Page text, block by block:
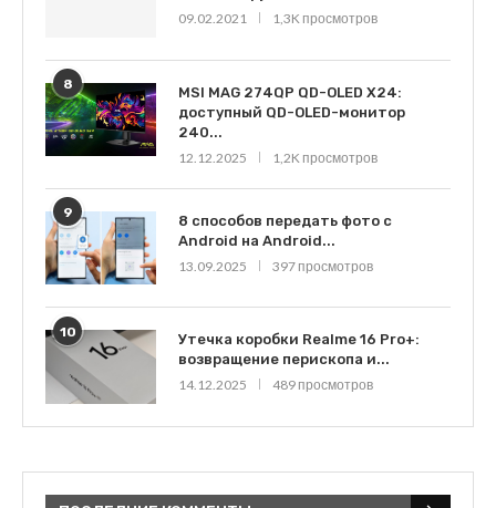
09.02.2021
1,3K просмотров
8
MSI MAG 274QP QD-OLED X24:
доступный QD-OLED-монитор
240...
12.12.2025
1,2K просмотров
9
8 способов передать фото с
Android на Android...
13.09.2025
397 просмотров
10
Утечка коробки Realme 16 Pro+:
возвращение перископа и...
14.12.2025
489 просмотров